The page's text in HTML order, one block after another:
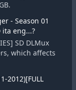
- Season 01
ita eng...?
SD DLMux
which affects
2012)[FULL